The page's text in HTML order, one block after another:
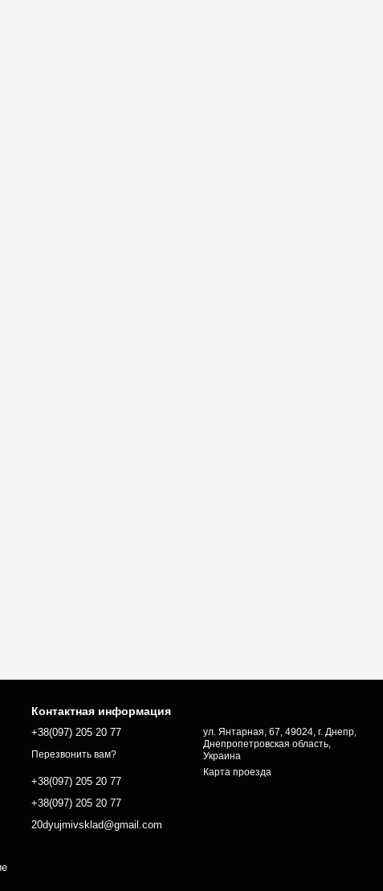
Контактная информация
+38(097) 205 20 77
Перезвонить вам?
+38(097) 205 20 77
+38(097) 205 20 77
20dyujmivsklad@gmail.com
ул. Янтарная, 67, 49024, г. Днепр,
Днепропетровская область,
Украина
Карта проезда